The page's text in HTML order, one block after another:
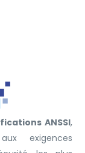
ANSSI,
exigences